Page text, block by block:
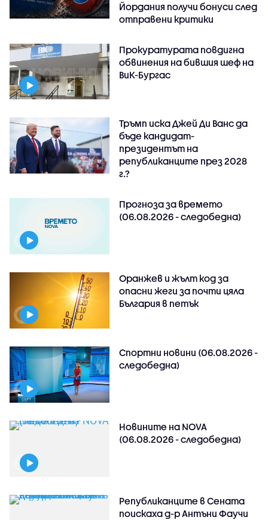
Йордания получи бонуси след
отправени критики
Прокуратурата повдигна
обвинения на бившия шеф на
ВиК-Бургас
Тръмп иска Джей Ди Ванс да
бъде кандидат-
президентът на
републиканците през 2028
г.?
Прогноза за времето
(06.08.2026 - следобедна)
Оранжев и жълт код за
опасни жеги за почти цяла
България в петък
Спортни новини (06.08.2026 -
следобедна)
Новините на NOVA
(06.08.2026 - следобедна)
Републиканците в Сената
поискаха д-р Антъни Фаучи